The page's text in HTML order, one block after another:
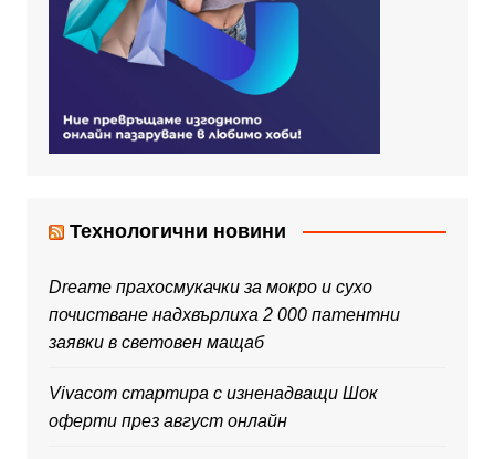
Технологични новини
Dreame прахосмукачки за мокро и сухо
почистване надхвърлиха 2 000 патентни
заявки в световен мащаб
Vivacom стартира с изненадващи Шок
оферти през август онлайн